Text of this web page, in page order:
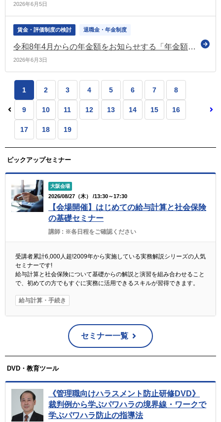
2026年6月5日
賃金・評価制度の検討 退職金・年金制度
令和8年4月からの年金額をお知らせする「年金額改定通知書」などの発送を開始（日本年金機構）
2026年6月3日
1 2 3 4 5 6 7 8
9 10 11 12 13 14 15 16
17 18 19
ピックアップセミナー
大阪会場
2026/08/27（木） /13:30～17:30
【会場開催】はじめての給与計算と社会保険
の基礎セミナー
講師 : ※各日程をご確認ください
受講者累計6,000人超!2009年から実施している実務解説シリーズの人気
セミナーです!
給与計算と社会保険について基礎からの解説と演習を組み合わせること
で、初めての方でもすぐに実務に活用できるスキルが習得できます。
給与計算・手続き
セミナー一覧
DVD・教育ツール
《管理職向けハラスメント防止研修DVD》
裁判例から学ぶパワハラの境界線・ワークで
学ぶパワハラ防止の指導法